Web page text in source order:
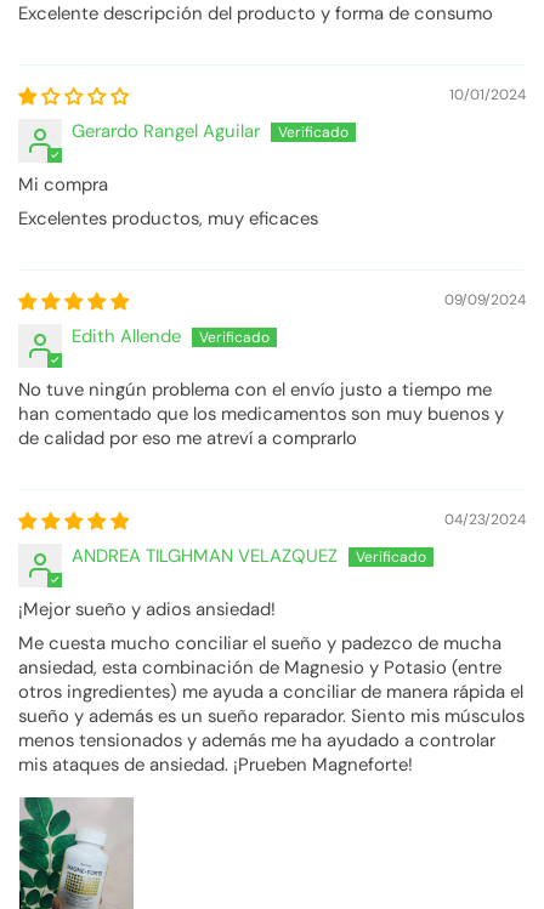
Excelente descripción del producto y forma de consumo
10/01/2024
Gerardo Rangel Aguilar
Mi compra
Excelentes productos, muy eficaces
09/09/2024
Edith Allende
No tuve ningún problema con el envío justo a tiempo me
han comentado que los medicamentos son muy buenos y
de calidad por eso me atreví a comprarlo
04/23/2024
ANDREA TILGHMAN VELAZQUEZ
¡Mejor sueño y adios ansiedad!
Me cuesta mucho conciliar el sueño y padezco de mucha
ansiedad, esta combinación de Magnesio y Potasio (entre
otros ingredientes) me ayuda a conciliar de manera rápida el
sueño y además es un sueño reparador. Siento mis músculos
menos tensionados y además me ha ayudado a controlar
mis ataques de ansiedad. ¡Prueben Magneforte!